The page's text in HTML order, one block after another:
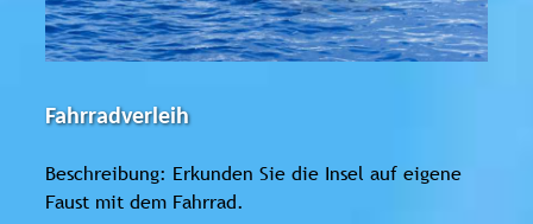
Fahrradverleih
Beschreibung: Erkunden Sie die Insel auf eigene
Faust mit dem Fahrrad.